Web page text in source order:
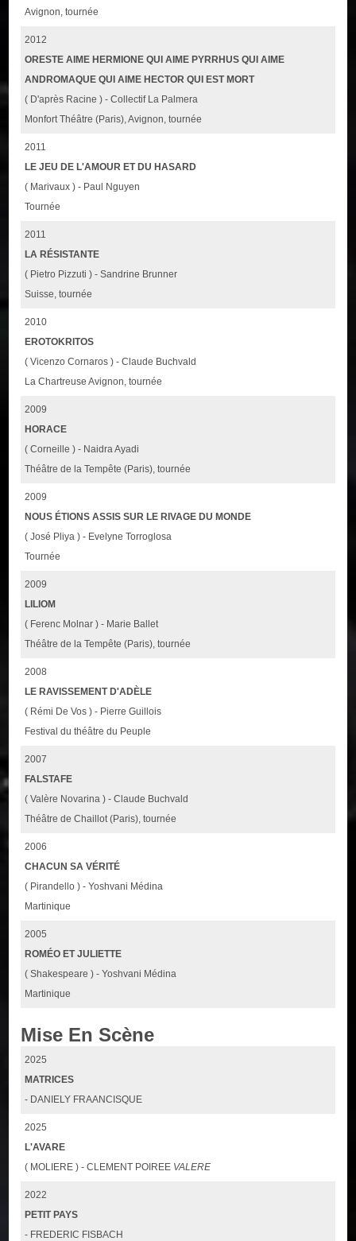
Avignon, tournée
2012
ORESTE AIME HERMIONE QUI AIME PYRRHUS QUI AIME
ANDROMAQUE QUI AIME HECTOR QUI EST MORT
( D'après Racine ) - Collectif La Palmera
Monfort Théâtre (Paris), Avignon, tournée
2011
LE JEU DE L'AMOUR ET DU HASARD
( Marivaux ) - Paul Nguyen
Tournée
2011
LA RÉSISTANTE
( Pietro Pizzuti ) - Sandrine Brunner
Suisse, tournée
2010
EROTOKRITOS
( Vicenzo Cornaros ) - Claude Buchvald
La Chartreuse Avignon, tournée
2009
HORACE
( Corneille ) - Naidra Ayadi
Théâtre de la Tempête (Paris), tournée
2009
NOUS ÉTIONS ASSIS SUR LE RIVAGE DU MONDE
( José Pliya ) - Evelyne Torroglosa
Tournée
2009
LILIOM
( Ferenc Molnar ) - Marie Ballet
Théâtre de la Tempête (Paris), tournée
2008
LE RAVISSEMENT D'ADÈLE
( Rémi De Vos ) - Pierre Guillois
Festival du théâtre du Peuple
2007
FALSTAFE
( Valère Novarina ) - Claude Buchvald
Théâtre de Chaillot (Paris), tournée
2006
CHACUN SA VÉRITÉ
( Pirandello ) - Yoshvani Médina
Martinique
2005
ROMÉO ET JULIETTE
( Shakespeare ) - Yoshvani Médina
Martinique
Mise En Scène
2025
MATRICES
- DANIELY FRAANCISQUE
2025
L'AVARE
( MOLIERE ) - CLEMENT POIREE VALERE
2022
PETIT PAYS
- FREDERIC FISBACH